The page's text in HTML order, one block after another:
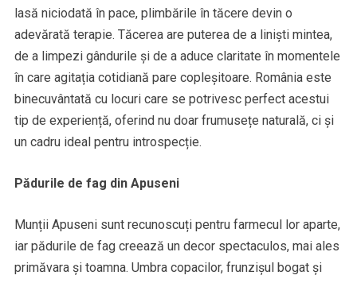
lasă niciodată în pace, plimbările în tăcere devin o
adevărată terapie. Tăcerea are puterea de a liniști mintea,
de a limpezi gândurile și de a aduce claritate în momentele
în care agitația cotidiană pare copleșitoare. România este
binecuvântată cu locuri care se potrivesc perfect acestui
tip de experiență, oferind nu doar frumusețe naturală, ci și
un cadru ideal pentru introspecție.
Pădurile de fag din Apuseni
Munții Apuseni sunt recunoscuți pentru farmecul lor aparte,
iar pădurile de fag creează un decor spectaculos, mai ales
primăvara și toamna. Umbra copacilor, frunzișul bogat și